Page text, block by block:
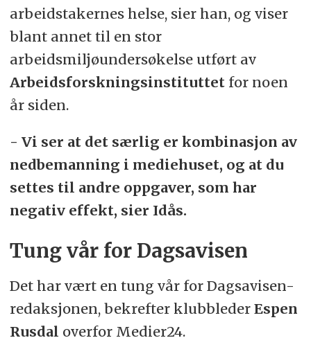
arbeidstakernes helse, sier han, og viser
blant annet til en stor
arbeidsmiljøundersøkelse utført av
Arbeidsforskningsinstituttet for noen
år siden.
- Vi ser at det særlig er kombinasjon av
nedbemanning i mediehuset, og at du
settes til andre oppgaver, som har
negativ effekt, sier Idås.
Tung vår for Dagsavisen
Det har vært en tung vår for Dagsavisen-
redaksjonen, bekrefter klubbleder Espen
Rusdal overfor Medier24.